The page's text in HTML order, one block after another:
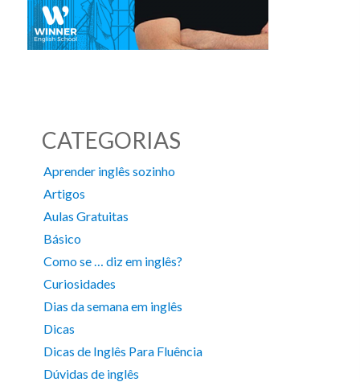
CATEGORIAS
Aprender inglês sozinho
Artigos
Aulas Gratuitas
Básico
Como se … diz em inglês?
Curiosidades
Dias da semana em inglês
Dicas
Dicas de Inglês Para Fluência
Dúvidas de inglês